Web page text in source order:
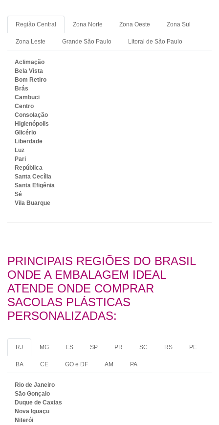
Região Central Zona Norte Zona Oeste Zona Sul
Zona Leste Grande São Paulo Litoral de São Paulo
Aclimação
Bela Vista
Bom Retiro
Brás
Cambuci
Centro
Consolação
Higienópolis
Glicério
Liberdade
Luz
Pari
República
Santa Cecília
Santa Efigênia
Sé
Vila Buarque
PRINCIPAIS REGIÕES DO BRASIL
ONDE A EMBALAGEM IDEAL
ATENDE ONDE COMPRAR
SACOLAS PLÁSTICAS
PERSONALIZADAS:
RJ MG ES SP PR SC RS PE
BA CE GO e DF AM PA
Rio de Janeiro
São Gonçalo
Duque de Caxias
Nova Iguaçu
Niterói